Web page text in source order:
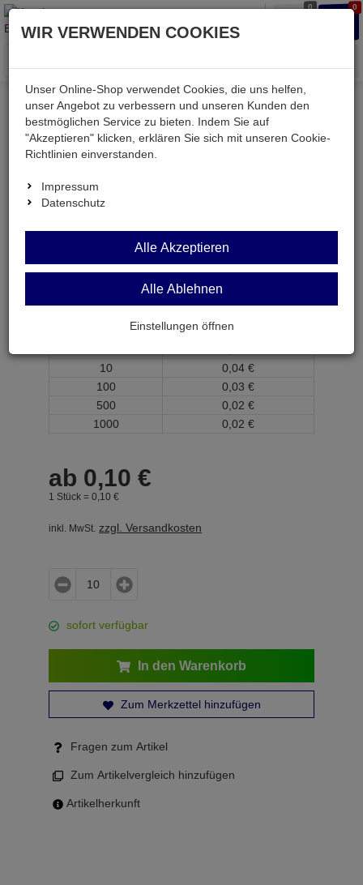
0 0
Menü
Weiter einkaufen Kessler electronic
passiv
Widerstände
K0207 0,0R
K0207 0,0R
Widerstand 0 Ohm 0,25W BF 0207
ab Menge
Preis je Stück
10
0, 04 €
100
0, 03 €
500
0, 02 €
1000
0, 02 €
ab 0,10 €
1 Stück = 0, 10 €
inkl. MwSt. zzgl. Versandkosten
sofort verfügbar
In den Warenkorb
Zum Merkzettel hinzufügen
Fragen zum Artikel
Zum Artikelvergleich hinzufügen
Artikelherkunft
WIR VERWENDEN COOKIES
Unser Online-Shop verwendet Cookies, die uns helfen,
unser Angebot zu verbessern und unseren Kunden den
bestmöglichen Service zu bieten. Indem Sie auf
"Akzeptieren" klicken, erklären Sie sich mit unseren Cookie-
Richtlinien einverstanden.
Impressum
Datenschutz
Alle Akzeptieren
Alle Ablehnen
Einstellungen öffnen